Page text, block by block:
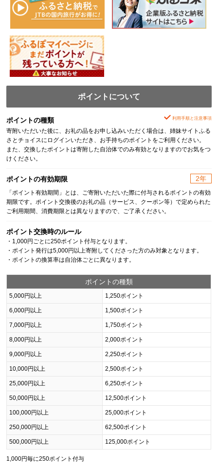
ポイントについて
ポイントの種類 利用手順と注意事項
寄附いただいた後に、お礼の品をお申し込みいただく場合は、姉妹サイトふる
さとチョイスにログインいただき、お手持ちのポイントをご利用ください。
また、交換したポイントは寄附した自治体でのみ有効となりますのでお気をつ
けください。
ポイントの有効期限 2年
「ポイント有効期間」とは、ご寄附いただいた際に付与されるポイントの有効
期限です。ポイント交換後のお礼の品（サービス、クーポン等）で定められた
ご利用期間、消費期限とは異なりますので、ご了承ください。
ポイント交換時のルール
・1,000円ごとに250ポイント付与となります。
・ポイント発行は5,000円以上寄附してくださった方のみ対象となります。
・ポイントの換算率は自治体ごとに異なります。
ポイントの種類
5,000円以上 1,250ポイント
6,000円以上 1,500ポイント
7,000円以上 1,750ポイント
8,000円以上 2,000ポイント
9,000円以上 2,250ポイント
10,000円以上 2,500ポイント
25,000円以上 6,250ポイント
50,000円以上 12,500ポイント
100,000円以上 25,000ポイント
250,000円以上 62,500ポイント
500,000円以上 125,000ポイント
1,000円毎に250ポイント付与